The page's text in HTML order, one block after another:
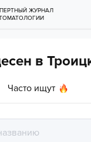
ЖУРНАЛ
в
Часто ищут